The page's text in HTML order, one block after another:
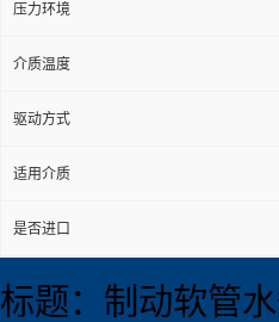
压力环境
介质温度
驱动方式
适用介质
是否进口
标题：制动软管